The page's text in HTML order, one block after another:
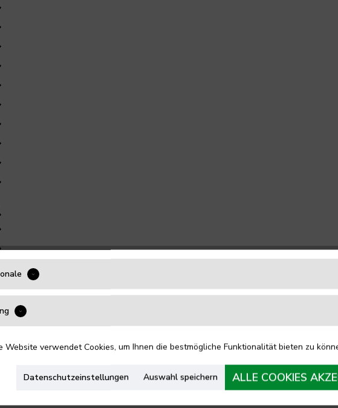
Website verwendet Cookies, um Ihnen die bestmögliche Funktionalität bieten zu
Datenschutzeinstellungen Auswahl speichern ALLE COOKIES